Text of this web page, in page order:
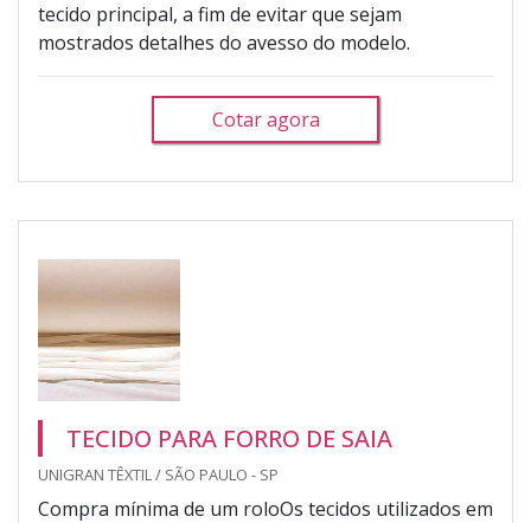
tecido principal, a fim de evitar que sejam
mostrados detalhes do avesso do modelo.
Cotar agora
TECIDO PARA FORRO DE SAIA
UNIGRAN TÊXTIL / SÃO PAULO - SP
Compra mínima de um roloOs tecidos utilizados em